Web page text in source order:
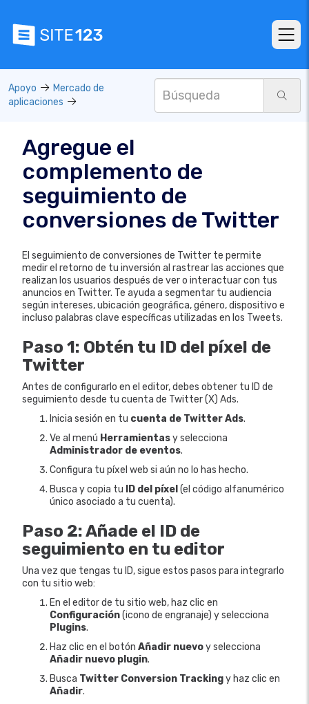
Apoyo
Mercado de
aplicaciones
Agregue el
complemento de
seguimiento de
conversiones de Twitter
El seguimiento de conversiones de Twitter te permite
medir el retorno de tu inversión al rastrear las acciones que
realizan los usuarios después de ver o interactuar con tus
anuncios en Twitter. Te ayuda a segmentar tu audiencia
según intereses, ubicación geográfica, género, dispositivo e
incluso palabras clave específicas utilizadas en los Tweets.
Paso 1: Obtén tu ID del píxel de
Twitter
Antes de configurarlo en el editor, debes obtener tu ID de
seguimiento desde tu cuenta de Twitter (X) Ads.
Inicia sesión en tu cuenta de Twitter Ads.
Ve al menú Herramientasy selecciona
Administrador de eventos.
Configura tu píxel web si aún no lo has hecho.
Busca y copia tu
ID del píxel (el código alfanumérico
único asociado a tu cuenta).
Paso 2: Añade el ID de
seguimiento en tu editor
Una vez que tengas tu ID, sigue estos pasos para integrarlo
con tu sitio web:
En el editor de tu sitio web, haz clic en
Configuración(icono de engranaje) y selecciona
Plugins.
Haz clic en el botón Añadir nuevoy selecciona
Añadir nuevo plugin.
Busca Twitter Conversion Trackingy haz clic en
Añadir.